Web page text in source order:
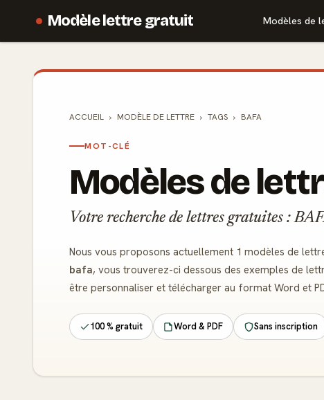
Modèle lettre gratuit Modèles de
ACCUEIL MODÈLE DE LETTRE TAGS BAFA
MOT-CLÉ
Modèles de
Votre recherche de lettres gratuites :
Nous vous proposons actuellement 1 modèles de
bafa, vous trouverez-ci dessous des exemples de
être personnaliser et télécharger au format Word et
100 % gratuit Word & PDF Sans inscription